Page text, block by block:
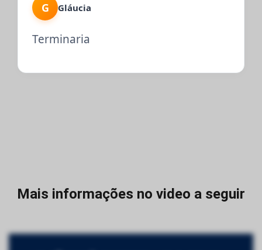
G Gláucia
Terminaria
Mais informações no video a seguir